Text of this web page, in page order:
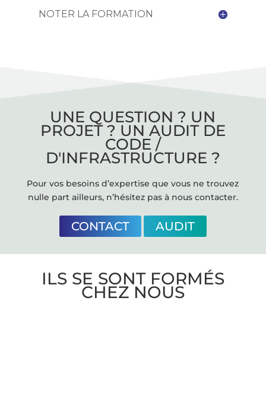
NOTER LA FORMATION
UNE QUESTION ? UN
PROJET ? UN AUDIT DE
CODE /
D'INFRASTRUCTURE ?
Pour vos besoins d’expertise que vous ne trouvez
nulle part ailleurs, n’hésitez pas à nous contacter.
CONTACT AUDIT
ILS SE SONT FORMÉS
CHEZ NOUS